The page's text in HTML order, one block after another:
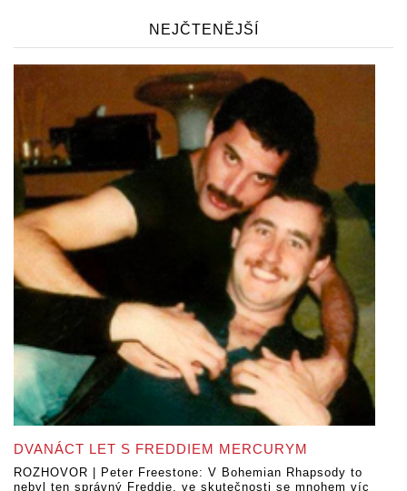
NEJČTENĚJŠÍ
DVANÁCT LET S FREDDIEM MERCURYM
ROZHOVOR | Peter Freestone: V Bohemian Rhapsody to
nebyl ten správný Freddie, ve skutečnosti se mnohem víc